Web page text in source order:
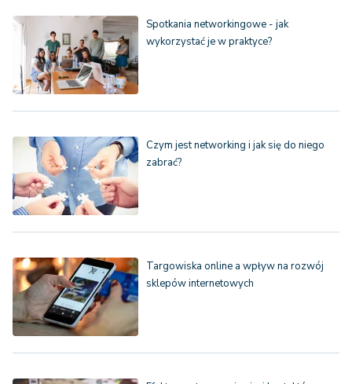
Spotkania networkingowe - jak
wykorzystać je w praktyce?
Czym jest networking i jak się do niego
zabrać?
Targowiska online a wpływ na rozwój
sklepów internetowych